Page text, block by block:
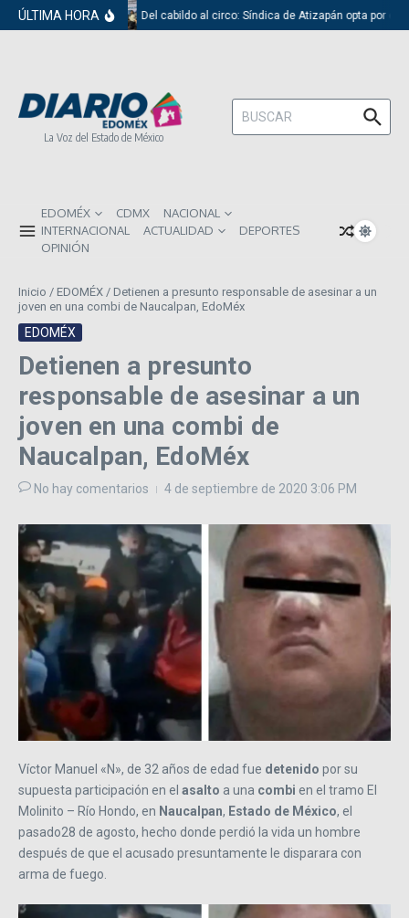
Saltar al contenido
ÚLTIMA HORA Del cabildo al circo: Síndica de Atizapán opta por el
La Voz del Estado de México
Buscar:
EDOMÉX CDMX
NACIONAL
INTERNACIONAL
ACTUALIDAD
DEPORTES
OPINIÓN
Inicio / EDOMÉX / Detienen a presunto responsable de asesinar a un
joven en una combi de Naucalpan, EdoMéx
EDOMÉX
Detienen a presunto
responsable de asesinar a un
joven en una combi de
Naucalpan, EdoMéx
No hay comentarios 4 de septiembre de 2020 3:06 PM
Víctor Manuel «N», de 32 años de edad fue detenido por su
supuesta participación en el asalto a una combi en el tramo El
Molinito – Río Hondo, en Naucalpan, Estado de México, el
pasado28 de agosto, hecho donde perdió la vida un hombre
después de que el acusado presuntamente le disparara con
arma de fuego.